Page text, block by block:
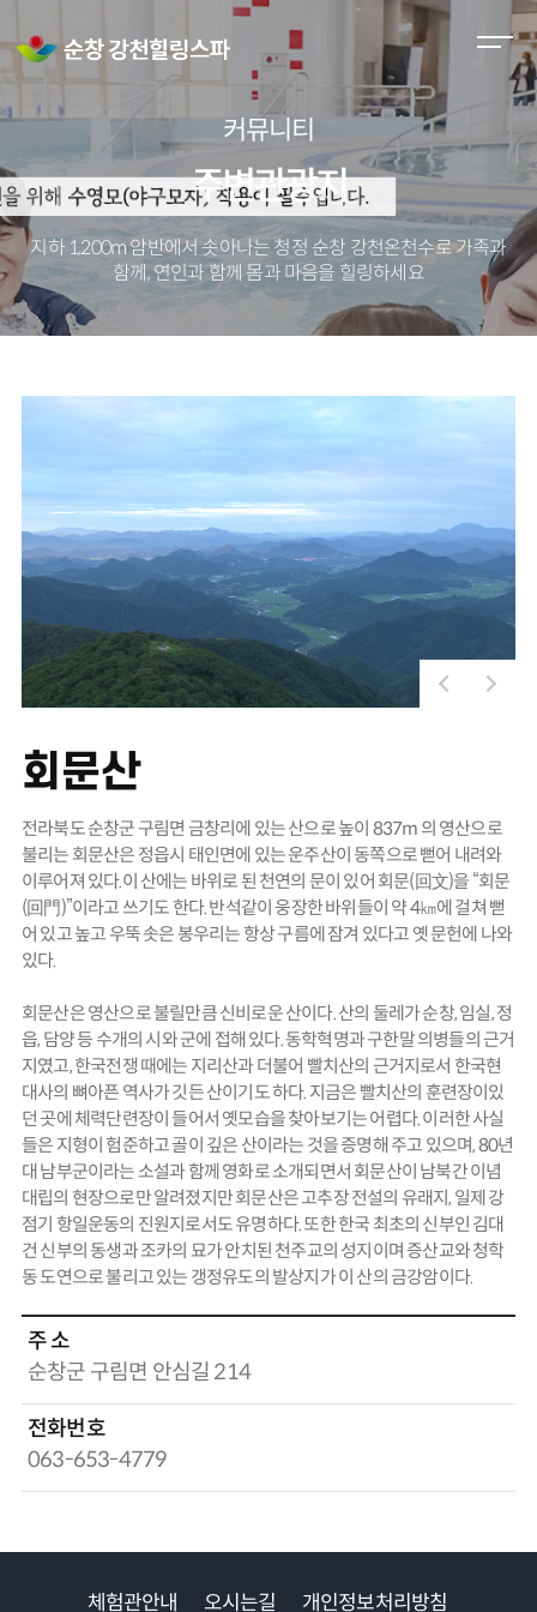
M
p
e
n
커뮤니티
주변관광지
지하 1,200m 암반에서 솟아나는 청정 순창 강천온천수로가족과
함께, 연인과 함께 몸과 마음을 힐링하세요
회문산
전라북도 순창군 구림면 금창리에 있는 산으로 높이 837m 의 영산으로
불리는 회문산은 정읍시 태인면에 있는 운주산이 동쪽으로 뻗어 내려와
이루어져 있다.이 산에는 바위로 된 천연의 문이 있어 회문(回文)을 “회문
(回門)”이라고 쓰기도 한다. 반석같이 웅장한 바위들이 약 4㎞에 걸쳐 뻗
어 있고 높고 우뚝 솟은 봉우리는 항상 구름에 잠겨 있다고 옛 문헌에 나와
있다.
회문산은 영산으로 불릴만큼 신비로운 산이다. 산의 둘레가 순창, 임실, 정
읍, 담양 등 수개의 시와 군에 접해 있다. 동학혁명과 구한말 의병들의 근거
지였고, 한국전쟁 때에는 지리산과 더불어 빨치산의 근거지로서 한국현
대사의 뼈아픈 역사가 깃든 산이기도 하다. 지금은 빨치산의 훈련장이있
던 곳에 체력단련장이 들어서 옛모습을 찾아보기는 어렵다. 이러한 사실
들은 지형이 험준하고 골이 깊은 산이라는 것을 증명해 주고 있으며, 80년
대 남부군이라는 소설과 함께 영화로 소개되면서 회문산이 남북간 이념
대립의 현장으로만 알려졌지만 회문산은 고추장 전설의 유래지, 일제 강
점기 항일운동의 진원지로서도 유명하다. 또한 한국 최초의 신부인 김대
건 신부의 동생과 조카의 묘가 안치된 천주교의 성지이며 증산교와 청학
동 도연으로 불리고 있는 갱정유도의 발상지가 이 산의 금강암이다.
주 소
순창군 구림면 안심길 214
전화번호
063-653-4779
체험관안내 오시는길 개인정보처리방침